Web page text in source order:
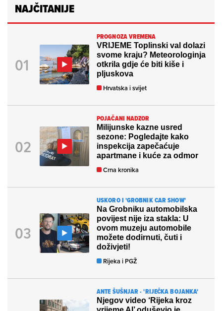
NAJČITANIJE
PROGNOZA VREMENA
VRIJEME Toplinski val dolazi
svome kraju? Meteorologinja
otkrila gdje će biti kiše i
pljuskova
Hrvatska i svijet
POJAČANI NADZOR
Milijunske kazne usred
sezone: Pogledajte kako
inspekcija zapečaćuje
apartmane i kuće za odmor
Crna kronika
USKORO I 'GROBNIK CAR SHOW'
Na Grobniku automobilska
povijest nije iza stakla: U
ovom muzeju automobile
možete dodirnuti, čuti i
doživjeti!
Rijeka i PGŽ
ANTE ŠUŠNJAR - 'RIJEČKA BOJANKA'
Njegov video ‘Rijeka kroz